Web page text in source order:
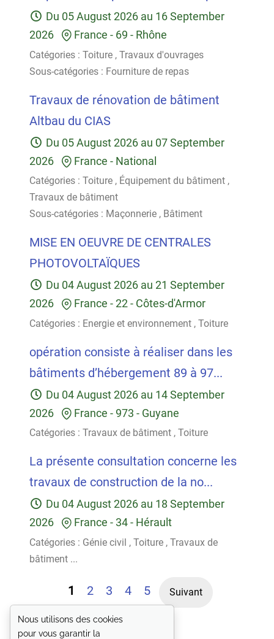
Du 05 August 2026 au 16 September
2026
France - 69 - Rhône
Catégories : Toiture , Travaux d'ouvrages
Sous-catégories : Fourniture de repas
Travaux de rénovation de bâtiment
Altbau du CIAS
Du 05 August 2026 au 07 September
2026
France - National
Catégories : Toiture , Équipement du bâtiment ,
Travaux de bâtiment
Sous-catégories : Maçonnerie , Bâtiment
MISE EN OEUVRE DE CENTRALES
PHOTOVOLTAÏQUES
Du 04 August 2026 au 21 September
2026
France -22 - Côtes-d'Armor
Catégories : Energie et environnement , Toiture
opération consiste à réaliser dans les
bâtiments d’hébergement 89 à 97...
Du 04 August 2026 au 14 September
2026
France - 973 - Guyane
Catégories : Travaux de bâtiment , Toiture
La présente consultation concerne les
travaux de construction de la no...
Du 04 August 2026 au 18 September
2026
France - 34 - Hérault
Catégories : Génie civil , Toiture , Travaux de
bâtiment ...
1 2 3 4 5 Suivant
Nous utilisons des cookies
pour vous garantir la